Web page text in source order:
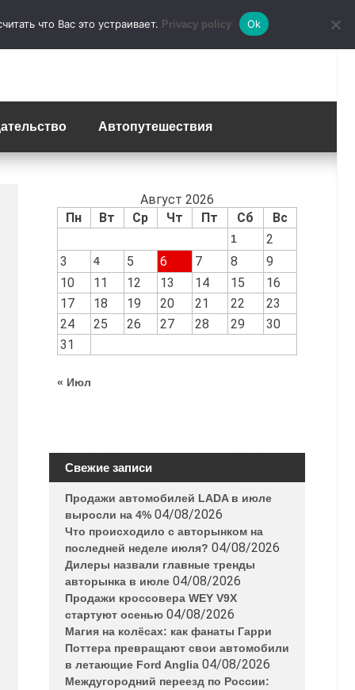
Автопутешествия
Август 2026
Пн
Вт Ср Чт Пт Сб Вс
1
2
3
4 5 6 7 8
9
10
11 12 13 14 15
16
17
18 19 20 21 22
23
24
25 26 27 28 29
30
31
« Июл
Свежие записи
Продажи автомобилей LADA в июле
выросли на 4% 04/08/2026
Что происходило с авторынком на
последней неделе июля? 04/08/2026
Дилеры назвали главные тренды
авторынка в июле 04/08/2026
Продажи кроссовера WEY V9X
стартуют осенью 04/08/2026
Магия на колёсах: как фанаты Гарри
Поттера превращают свои автомобили
в летающие Ford Anglia 04/08/2026
Междугородний переезд по России:
что Вас это устраивает. Privacy policy Ok